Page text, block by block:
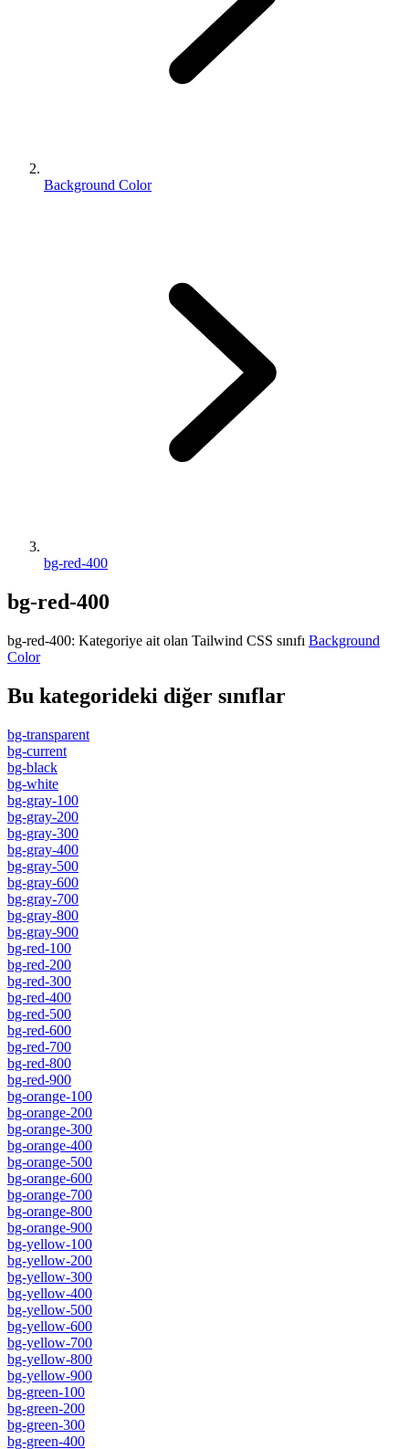
Background Color
bg-red-400
bg-red-400
bg-red-400: Kategoriye ait olan Tailwind CSS sınıfı Background
Color
Bu kategorideki diğer sınıflar
bg-transparent
bg-current
bg-black
bg-white
bg-gray-100
bg-gray-200
bg-gray-300
bg-gray-400
bg-gray-500
bg-gray-600
bg-gray-700
bg-gray-800
bg-gray-900
bg-red-100
bg-red-200
bg-red-300
bg-red-400
bg-red-500
bg-red-600
bg-red-700
bg-red-800
bg-red-900
bg-orange-100
bg-orange-200
bg-orange-300
bg-orange-400
bg-orange-500
bg-orange-600
bg-orange-700
bg-orange-800
bg-orange-900
bg-yellow-100
bg-yellow-200
bg-yellow-300
bg-yellow-400
bg-yellow-500
bg-yellow-600
bg-yellow-700
bg-yellow-800
bg-yellow-900
bg-green-100
bg-green-200
bg-green-300
bg-green-400